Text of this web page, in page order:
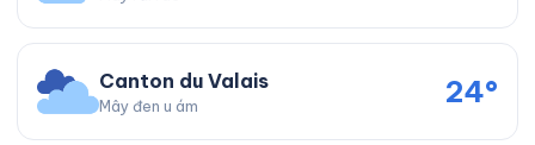
Canton du Valais
Mây đen u ám 24°